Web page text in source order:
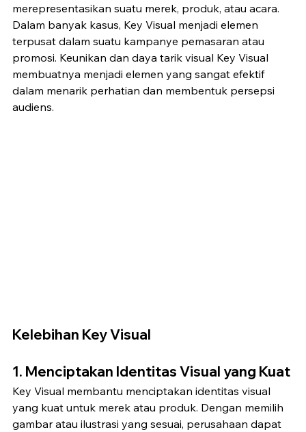
merepresentasikan suatu merek, produk, atau acara.
Dalam banyak kasus, Key Visual menjadi elemen
terpusat dalam suatu kampanye pemasaran atau
promosi. Keunikan dan daya tarik visual Key Visual
membuatnya menjadi elemen yang sangat efektif
dalam menarik perhatian dan membentuk persepsi
audiens.
Kelebihan Key Visual
1. Menciptakan Identitas Visual yang Kuat
Key Visual membantu menciptakan identitas visual
yang kuat untuk merek atau produk. Dengan memilih
gambar atau ilustrasi yang sesuai, perusahaan dapat